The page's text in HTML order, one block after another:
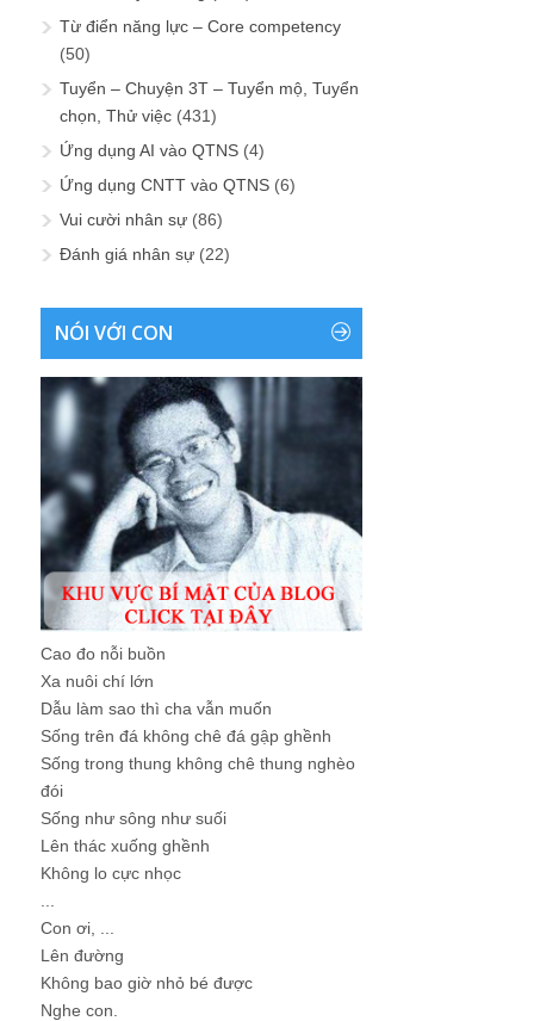
Từ điển năng lực – Core competency
(50)
Tuyển – Chuyện 3T – Tuyển mộ, Tuyển
chọn, Thử việc (431)
Ứng dụng AI vào QTNS (4)
Ứng dụng CNTT vào QTNS (6)
Vui cười nhân sự (86)
Đánh giá nhân sự (22)
NÓI VỚI CON
Cao đo nỗi buồn
Xa nuôi chí lớn
Dẫu làm sao thì cha vẫn muốn
Sống trên đá không chê đá gập ghềnh
Sống trong thung không chê thung nghèo
đói
Sống như sông như suối
Lên thác xuống ghềnh
Không lo cực nhọc
Con ơi, ...
Lên đường
Không bao giờ nhỏ bé được
Nghe con.